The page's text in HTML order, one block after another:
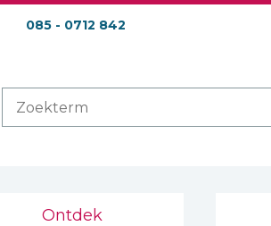
085 - 0712 842
Ontdek